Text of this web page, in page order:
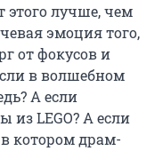
этого лучше, чем
эмоция того,
от фокусов и
в волшебном
А если
из LEGO? А если
котором драм-